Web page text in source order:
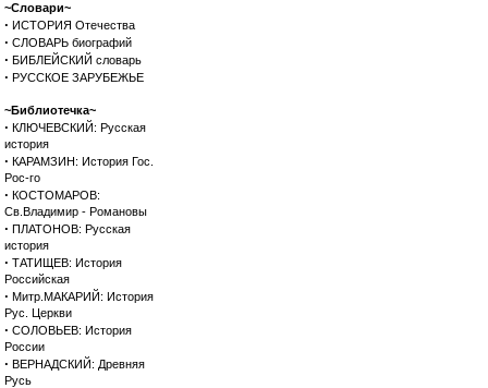
~Словари~
· ИСТОРИЯ Отечества
· СЛОВАРЬ биографий
· БИБЛЕЙСКИЙ словарь
· РУССКОЕ ЗАРУБЕЖЬЕ
~Библиотечка~
· КЛЮЧЕВСКИЙ: Русская
история
· КАРАМЗИН: История Гос.
Рос-го
· КОСТОМАРОВ:
Св.Владимир - Романовы
· ПЛАТОНОВ: Русская
история
· ТАТИЩЕВ: История
Российская
· Митр.МАКАРИЙ: История
Рус. Церкви
· СОЛОВЬЕВ: История
России
· ВЕРНАДСКИЙ: Древняя
Русь